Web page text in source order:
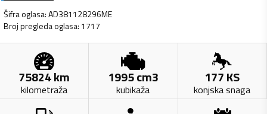
Šifra oglasa:AD381128296ME
Broj pregleda oglasa: 1717
75824km
kilometraža
1995cm3
kubikaža
177KS
konjska snaga